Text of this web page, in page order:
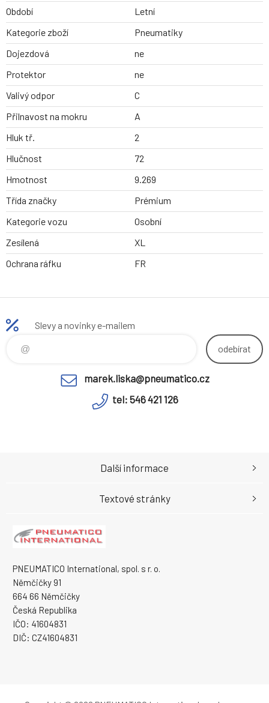
Období
Letní
Kategorie zboží
Pneumatiky
Dojezdová
ne
Protektor
ne
Valivý odpor
C
Přilnavost na mokru
A
Hluk tř.
2
Hlučnost
72
Hmotnost
9.269
Třída značky
Prémium
Kategorie vozu
Osobní
Zesílená
XL
Ochrana ráfku
FR
Slevy a novinky e-mailem
odebírat
marek.liska@pneumatico.cz
tel: 546 421 126
PNEUMATICO International, spol. s r. o.
Němčičky 91
664 66 Němčičky
Česká Republika
IČO: 41604831
DIČ: CZ41604831
Další informace
Textové stránky